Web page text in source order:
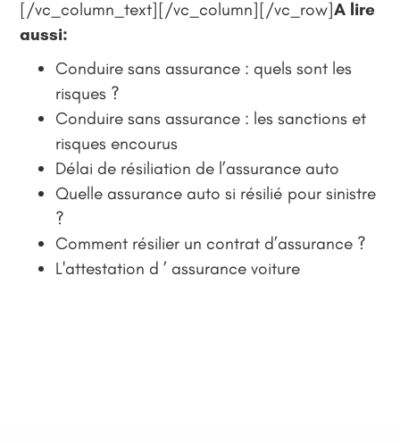
[/vc_column_text][/vc_column][/vc_row]A lire
aussi:
Conduire sans assurance : quels sont les
risques ?
Conduire sans assurance : les sanctions et
risques encourus
Délai de résiliation de l’assurance auto
Quelle assurance auto si résilié pour sinistre
?
Comment résilier un contrat d’assurance ?
L'attestation d ’ assurance voiture